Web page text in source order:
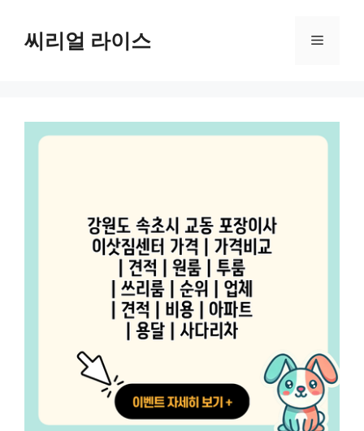
씨리얼 라이스 메